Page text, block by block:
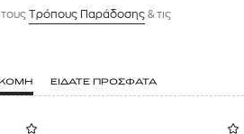
Tρόπους Παράδοσης & τις
ΕΙΔΑΤΕ ΠΡΟΣΦΑΤΑ